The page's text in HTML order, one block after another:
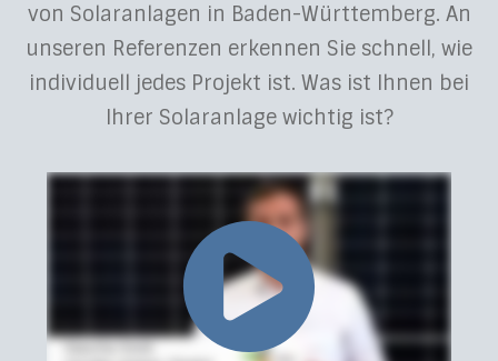
von Solaranlagen in Baden-Württemberg. An
unseren Referenzen erkennen Sie schnell, wie
individuell jedes Projekt ist. Was ist Ihnen bei
Ihrer Solaranlage wichtig ist?